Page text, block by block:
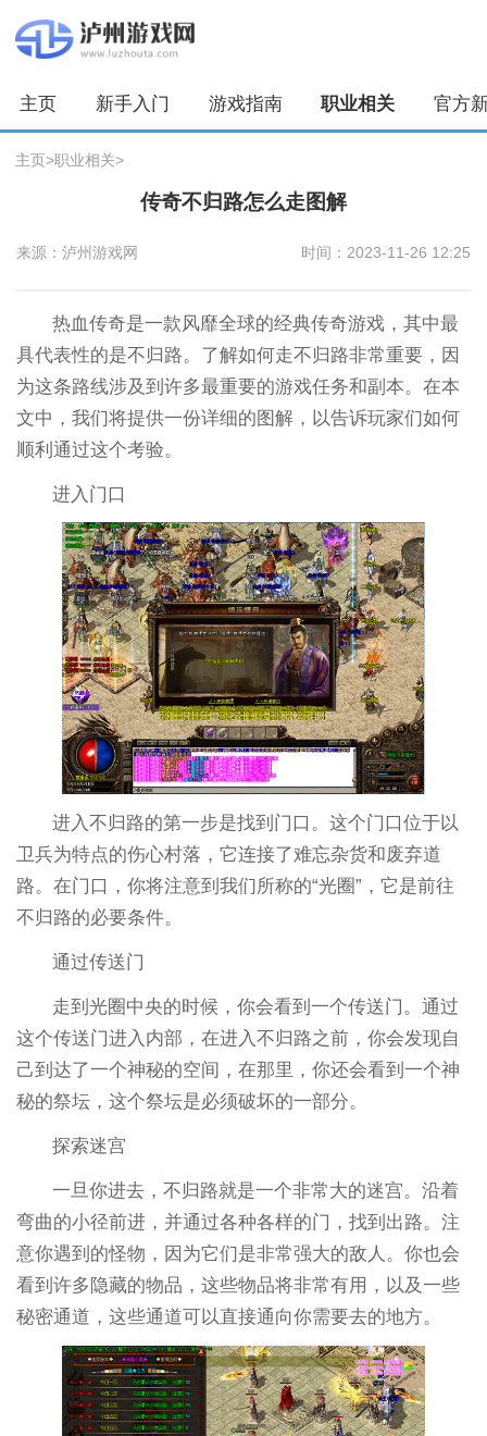
主页 新手入门 游戏指南 职业相关 官方
主页>职业相关>
传奇不归路怎么走图解
来源：泸州游戏网 时间：2023-11-26 12:25
热血传奇是一款风靡全球的经典传奇游戏，其中最
具代表性的是不归路。了解如何走不归路非常重要，因
为这条路线涉及到许多最重要的游戏任务和副本。在本
文中，我们将提供一份详细的图解，以告诉玩家们如何
顺利通过这个考验。
进入门口
进入不归路的第一步是找到门口。这个门口位于以
卫兵为特点的伤心村落，它连接了难忘杂货和废弃道
路。在门口，你将注意到我们所称的“光圈”，它是前往
不归路的必要条件。
通过传送门
走到光圈中央的时候，你会看到一个传送门。通过
这个传送门进入内部，在进入不归路之前，你会发现自
己到达了一个神秘的空间，在那里，你还会看到一个神
秘的祭坛，这个祭坛是必须破坏的一部分。
探索迷宫
一旦你进去，不归路就是一个非常大的迷宫。沿着
弯曲的小径前进，并通过各种各样的门，找到出路。注
意你遇到的怪物，因为它们是非常强大的敌人。你也会
看到许多隐藏的物品，这些物品将非常有用，以及一些
秘密通道，这些通道可以直接通向你需要去的地方。